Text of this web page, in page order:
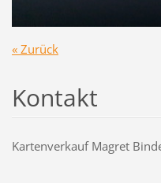
« Zurück
Kontakt
Kartenverkauf Magret